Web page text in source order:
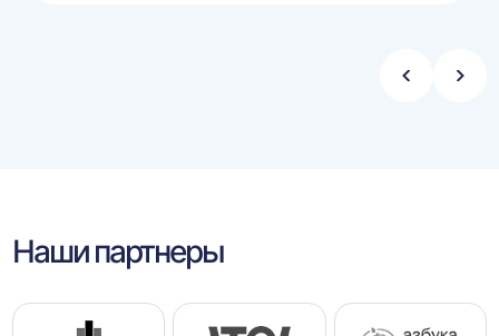
Стрелка
Наши партнеры